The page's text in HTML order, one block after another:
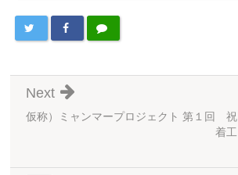
仮称）ミャンマープロジェクト 第１回 祝
着工
Next